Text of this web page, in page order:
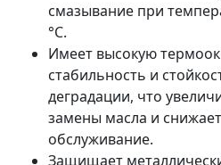
смазывание при
°C.
Имеет высокую
стабильность и
деградации, что
замены масла и
обслуживание.
Защищает